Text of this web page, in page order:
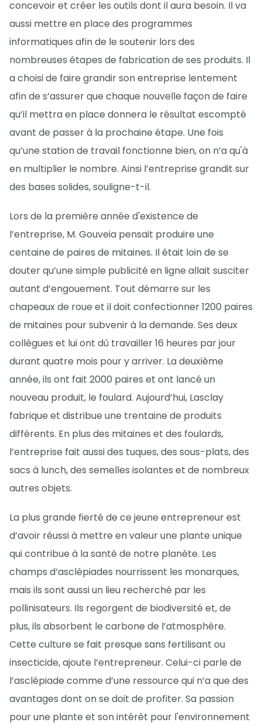
concevoir et créer les outils dont il aura besoin. Il va
aussi mettre en place des programmes
informatiques afin de le soutenir lors des
nombreuses étapes de fabrication de ses produits. Il
a choisi de faire grandir son entreprise lentement
afin de s’assurer que chaque nouvelle façon de faire
qu’il mettra en place donnera le résultat escompté
avant de passer à la prochaine étape. Une fois
qu’une station de travail fonctionne bien, on n’a qu'à
en multiplier le nombre. Ainsi l’entreprise grandit sur
des bases solides, souligne-t-il.
Lors de la première année d'existence de
l’entreprise, M. Gouveia pensait produire une
centaine de paires de mitaines. Il était loin de se
douter qu’une simple publicité en ligne allait susciter
autant d’engouement. Tout démarre sur les
chapeaux de roue et il doit confectionner 1200 paires
de mitaines pour subvenir à la demande. Ses deux
collègues et lui ont dû travailler 16 heures par jour
durant quatre mois pour y arriver. La deuxième
année, ils ont fait 2000 paires et ont lancé un
nouveau produit, le foulard. Aujourd’hui, Lasclay
fabrique et distribue une trentaine de produits
différents. En plus des mitaines et des foulards,
l’entreprise fait aussi des tuques, des sous-plats, des
sacs à lunch, des semelles isolantes et de nombreux
autres objets.
La plus grande fierté de ce jeune entrepreneur est
d’avoir réussi à mettre en valeur une plante unique
qui contribue à la santé de notre planète. Les
champs d’asclépiades nourrissent les monarques,
mais ils sont aussi un lieu recherché par les
pollinisateurs. Ils regorgent de biodiversité et, de
plus, ils absorbent le carbone de l’atmosphère.
Cette culture se fait presque sans fertilisant ou
insecticide, ajoute l’entrepreneur. Celui-ci parle de
l’asclépiade comme d’une ressource qui n’a que des
avantages dont on se doit de profiter. Sa passion
pour une plante et son intérêt pour l'environnement